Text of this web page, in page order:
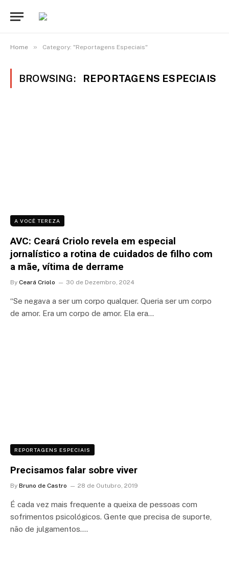
Home » Category: "Reportagens Especiais"
BROWSING: REPORTAGENS ESPECIAIS
A VOCÊ TEREZA
AVC: Ceará Criolo revela em especial
jornalístico a rotina de cuidados de filho com
a mãe, vítima de derrame
By Ceará Criolo 30 de Dezembro, 2024
“Se negava a ser um corpo qualquer. Queria ser um corpo
de amor. Era um corpo de amor. Ela era…
REPORTAGENS ESPECIAIS
Precisamos falar sobre viver
By Bruno de Castro 28 de Outubro, 2019
É cada vez mais frequente a queixa de pessoas com
sofrimentos psicológicos. Gente que precisa de suporte,
não de julgamentos.…